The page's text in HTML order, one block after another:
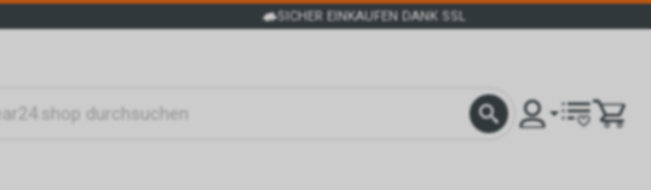
SICHER EINKAUFEN DANK SSL